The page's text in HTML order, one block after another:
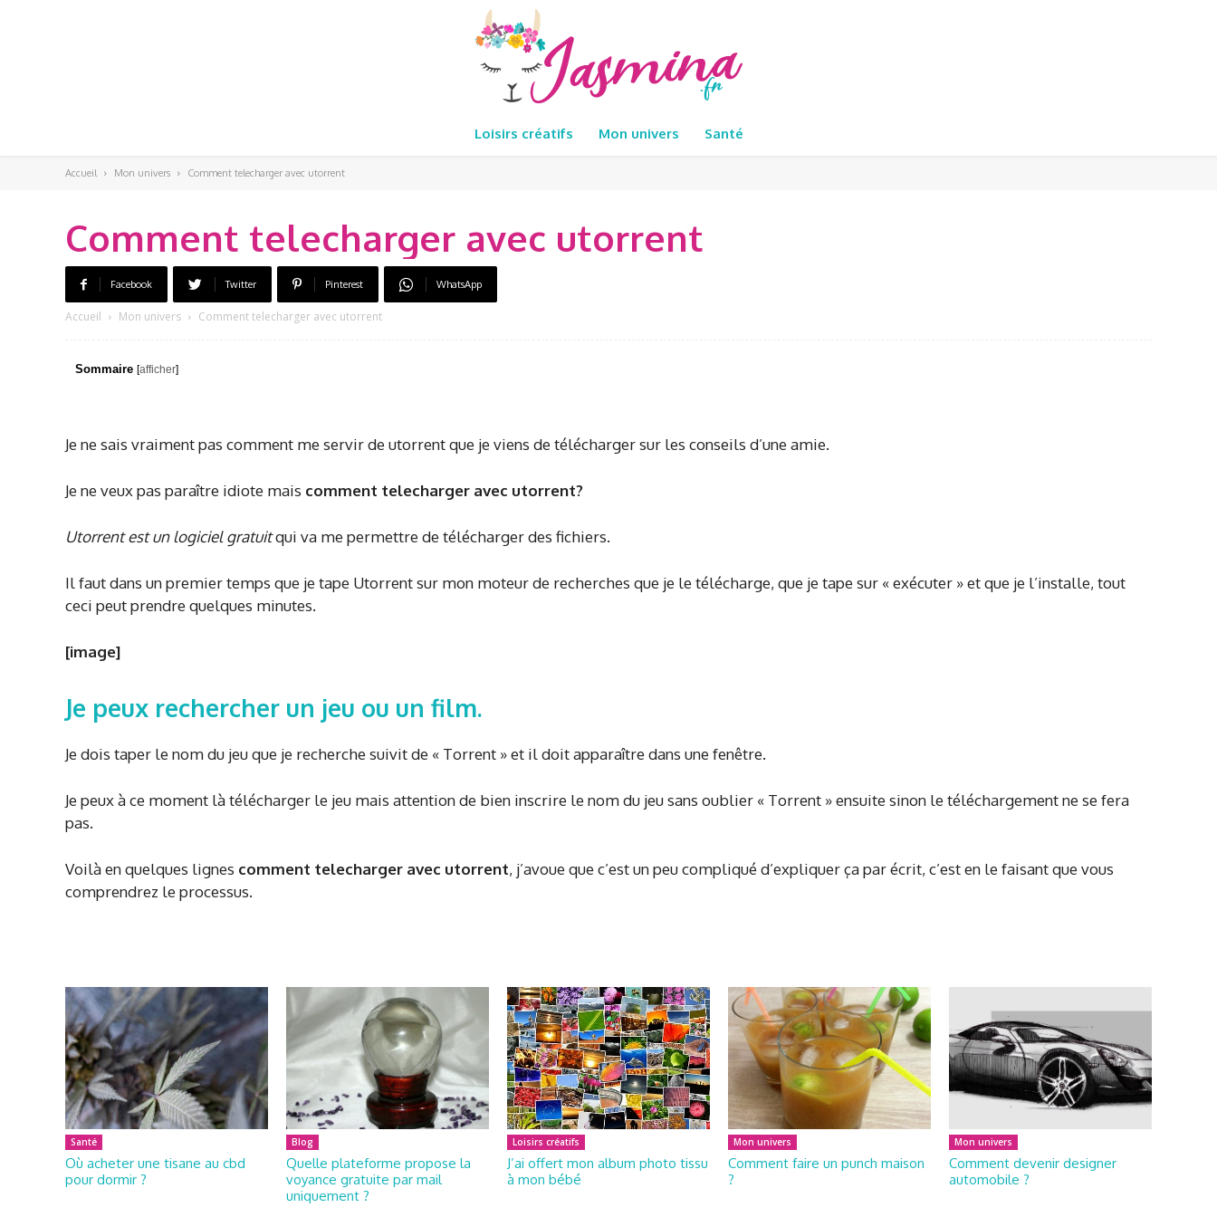
Loisirs créatifs Mon univers Santé
Accueil Mon univers Comment telecharger avec utorrent
Comment telecharger avec utorrent
Facebook Twitter Pinterest WhatsApp
Accueil Mon univers Comment telecharger avec utorrent
Sommaire [afficher]
Je ne sais vraiment pas comment me servir de utorrent que je viens de télécharger sur les conseils d’une amie.
Je ne veux pas paraître idiote mais comment telecharger avec utorrent?
Utorrent est un logiciel gratuitqui va me permettre de télécharger des fichiers.
Il faut dans un premier temps que je tape Utorrent sur mon moteur de recherches que je le télécharge, que je tape sur « exécuter » et que je l’installe, tout
ceci peut prendre quelques minutes.
[image]
Je peux rechercher un jeu ou un film.
Je dois taper le nom du jeu que je recherche suivit de « Torrent » et il doit apparaître dans une fenêtre.
Je peux à ce moment là télécharger le jeu mais attention de bien inscrire le nom du jeu sans oublier « Torrent » ensuite sinon le téléchargement ne se fera
pas.
Voilà en quelques lignes comment telecharger avec utorrent, j’avoue que c’est un peu compliqué d’expliquer ça par écrit, c’est en le faisant que vous
comprendrez le processus.
Santé
Où acheter une tisane au cbd
pour dormir ?
Blog
Quelle plateforme propose la
voyance gratuite par mail
uniquement ?
Loisirs créatifs
J’ai offert mon album photo tissu
à mon bébé
Mon univers
Comment faire un punch maison
?
Mon univers
Comment devenir designer
automobile ?